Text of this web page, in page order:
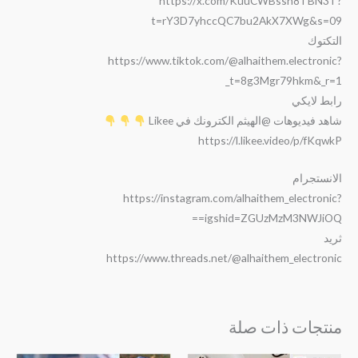
t=rY3D7yhccQC7bu2AkX7XWg&s=09
التكتوك
https://www.tiktok.com/@alhaithem.electronic?
_t=8g3Mgr79hkm&_r=1
رابط لايكي
شاهد فيديوهات @الهيثم الكترونك في Likee
https://l.likee.video/p/fKqwkP
الانستجرام
https://instagram.com/alhaithem_electronic?
igshid=ZGUzMzM3NWJiOQ==
ثريد
https://www.threads.net/@alhaithem_electronic
منتجات ذات صلة